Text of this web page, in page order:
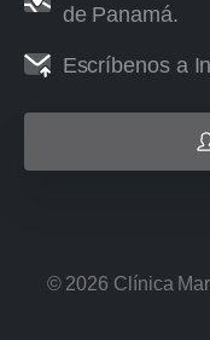
de Panamá.
Escríbenos a
© 2026 Clínica